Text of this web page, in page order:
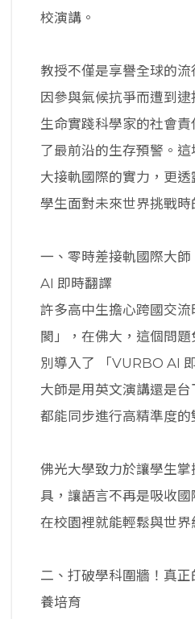
校演講。
教授不僅是享譽全球的
因參與氣候抗爭而遭到
生命實踐科學家的社會
了最前沿的生存預警。
大接軌國際的實力，更
學生面對未來世界挑戰時
一、零時差接軌國際大
AI 即時翻譯
許多高中生擔心跨國交
閡」，在佛大，這個問
別導入了 「VURBO AI
大師是用英文演講還是
都能同步進行高精準度的
佛光大學致力於讓學生
具，讓語言不再是吸收國
在校園裡就能輕鬆與世界
二、打破學科圍牆！真
養培育